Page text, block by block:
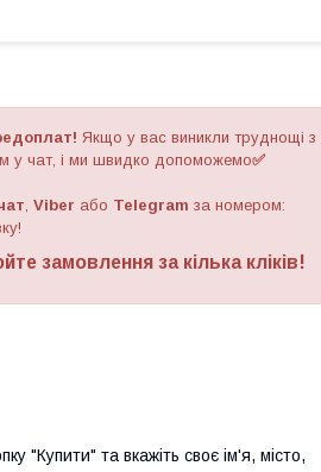
Якщо у вас виникли труднощі з
у чат, і ми швидко допоможемо✅
, Viber або Telegram за номером:
замовлення за кілька кліків!
"Купити" та вкажіть своє ім'я, місто,